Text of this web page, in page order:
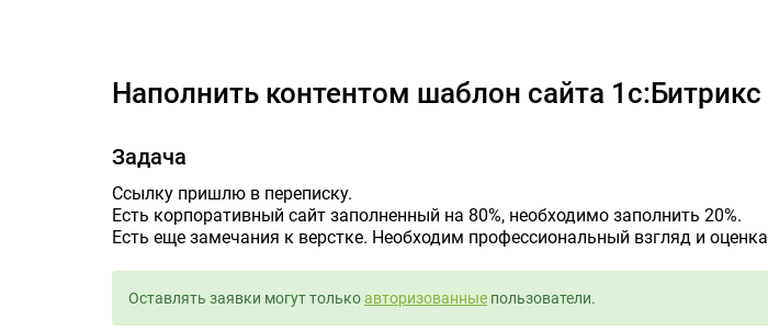
Наполнить контентом шаблон сайта 1с:Битрикс
Задача
Ссылку пришлю в переписку.
Есть корпоративный сайт заполненный на 80%, необходимо заполнить 20%.
Есть еще замечания к верстке. Необходим профессиональный взгляд и оценка
Оставлять заявки могут толькоавторизованные пользователи.